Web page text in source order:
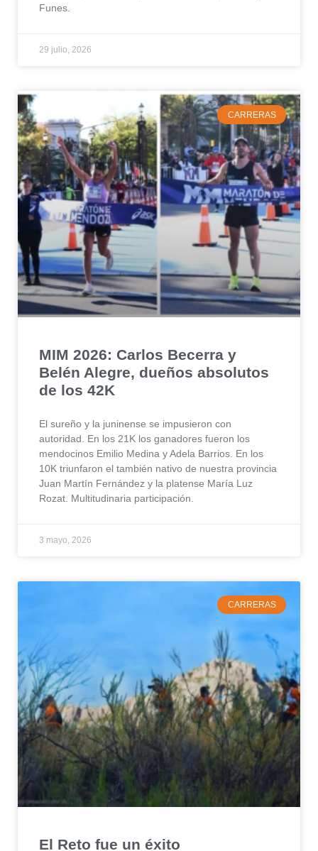
Funes.
29 julio, 2026
CARRERAS
MIM 2026: Carlos Becerra y
Belén Alegre, dueños absolutos
de los 42K
El sureño y la juninense se impusieron con
autoridad. En los 21K los ganadores fueron los
mendocinos Emilio Medina y Adela Barrios. En los
10K triunfaron el también nativo de nuestra provincia
Juan Martín Fernández y la platense María Luz
Rozat. Multitudinaria participación.
3 mayo, 2026
CARRERAS
El Reto fue un éxito